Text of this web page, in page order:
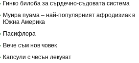
Гинко билоба за сърдечно-съдовата система
Муира пуама – най-популярният афродизиак в
Южна Америка
Пасифлора
Вече съм нов човек
Капсули с чесън лекуват